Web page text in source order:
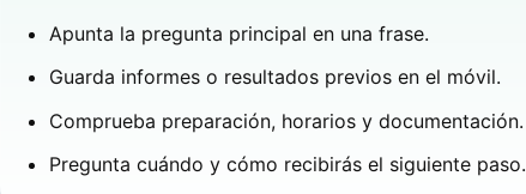
Apunta la pregunta principal en una frase.
Guarda informes o resultados previos en el móvil.
Comprueba preparación, horarios y documentación.
Pregunta cuándo y cómo recibirás el siguiente paso.